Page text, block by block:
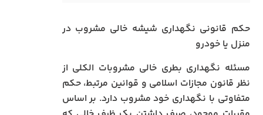
حکم قانونی نگهداری شیشه خالی مشروب در
منزل یا خودرو
مسئله نگهداری بطری خالی مشروبات الکلی از
نظر قانون مجازات اسلامی و قوانین مرتبط، حکم
متفاوتی با نگهداری خود مشروب دارد. بر اساس